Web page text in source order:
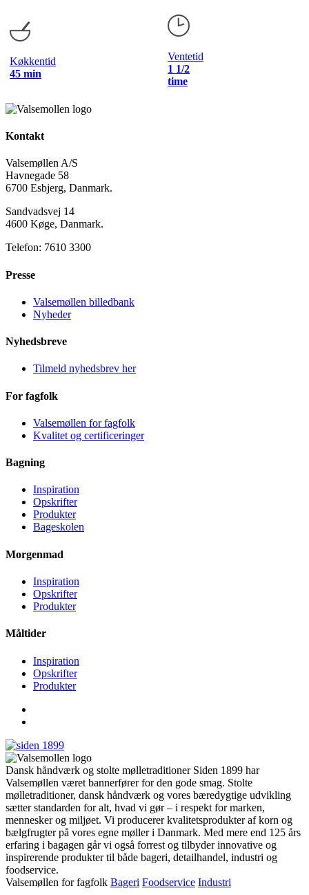
Køkkentid
45 min
Ventetid
1 1/2
time
Kontakt
Valsemøllen A/S
Havnegade 58
6700 Esbjerg, Danmark.
Sandvadsvej 14
4600 Køge, Danmark.
Telefon: 7610 3300
Presse
Valsemøllen billedbank
Nyheder
Nyhedsbreve
Tilmeld nyhedsbrev her
For fagfolk
Valsemøllen for fagfolk
Kvalitet og certificeringer
Bagning
Inspiration
Opskrifter
Produkter
Bageskolen
Morgenmad
Inspiration
Opskrifter
Produkter
Måltider
Inspiration
Opskrifter
Produkter
Dansk håndværk og stolte mølletraditioner Siden 1899 har
Valsemøllen været bannerfører for den gode smag. Stolte
mølletraditioner, dansk håndværk og vores bæredygtige udvikling
sætter standarden for alt, hvad vi gør – i respekt for marken,
mennesker og miljøet. Vi producerer kvalitetsprodukter af korn og
bælgfrugter på vores egne møller i Danmark. Med mere end 125 års
erfaring i bagagen går vi også forrest og tilbyder innovative og
inspirerende produkter til både bageri, detailhandel, industri og
foodservice.
Valsemøllen for fagfolk Bageri Foodservice Industri